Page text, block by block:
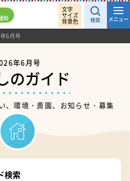
知
文字
サイズ
背景色 検索 メニュー
6月号
年6月号
のガイド
、環境・斎園、お知らせ・募集
検索